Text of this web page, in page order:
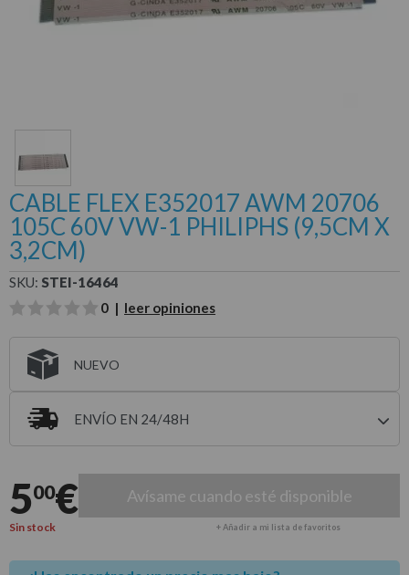
CABLE FLEX E352017 AWM 20706
105C 60V VW-1 PHILIPHS (9,5CM X
3,2CM)
SKU: STEI-16464
0 | leer opiniones
NUEVO
ENVÍO EN 24/48H
500€ Avísame cuando esté disponible
Sin stock + Añadir a mi lista de favoritos